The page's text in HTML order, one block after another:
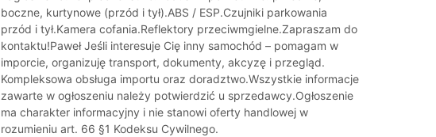
boczne, kurtynowe (przód i tył).ABS / ESP.Czujniki parkowania
przód i tył.Kamera cofania.Reflektory przeciwmgielne.Zapraszam do
kontaktu!Paweł Jeśli interesuje Cię inny samochód – pomagam w
imporcie, organizuję transport, dokumenty, akcyzę i przegląd.
Kompleksowa obsługa importu oraz doradztwo.Wszystkie informacje
zawarte w ogłoszeniu należy potwierdzić u sprzedawcy.Ogłoszenie
ma charakter informacyjny i nie stanowi oferty handlowej w
rozumieniu art. 66 §1 Kodeksu Cywilnego.